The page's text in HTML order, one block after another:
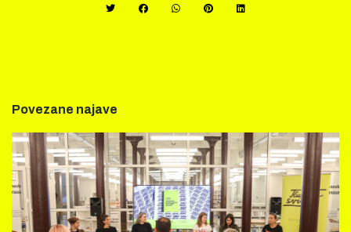
Povezane najave